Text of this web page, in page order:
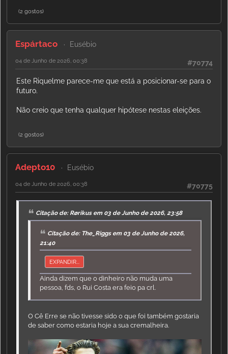
(2 gostos)
Espártaco Eusébio
#70774
04 de Junho de 2026, 00:38
Este Riquelme parece-me que está a posicionar-se para o
futuro.
Não creio que tenha qualquer hipótese nestas eleições.
(2 gostos)
Adepto10 Eusébio
#70775
04 de Junho de 2026, 00:38
Citação de: Rørikus em 03 de Junho de 2026, 23:58
Citação de: The_Riggs em 03 de Junho de 2026,
21:40
EXPANDIR...
Ainda dizem que o dinheiro não muda uma
pessoa, fds, o Rui Costa era feio pa crl.
O Cê Erre se não tivesse sido o que foi também gostaria
de saber como estaria hoje a sua cremalheira.